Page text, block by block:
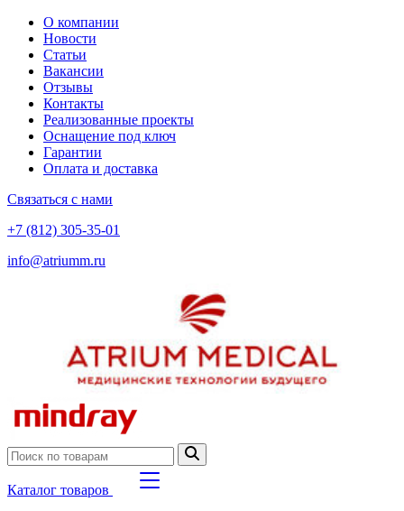
О компании
Новости
Статьи
Вакансии
Отзывы
Контакты
Реализованные проекты
Оснащение под ключ
Гарантии
Оплата и доставка
Связаться с нами
+7 (812) 305-35-01
info@atriumm.ru
Каталог товаров